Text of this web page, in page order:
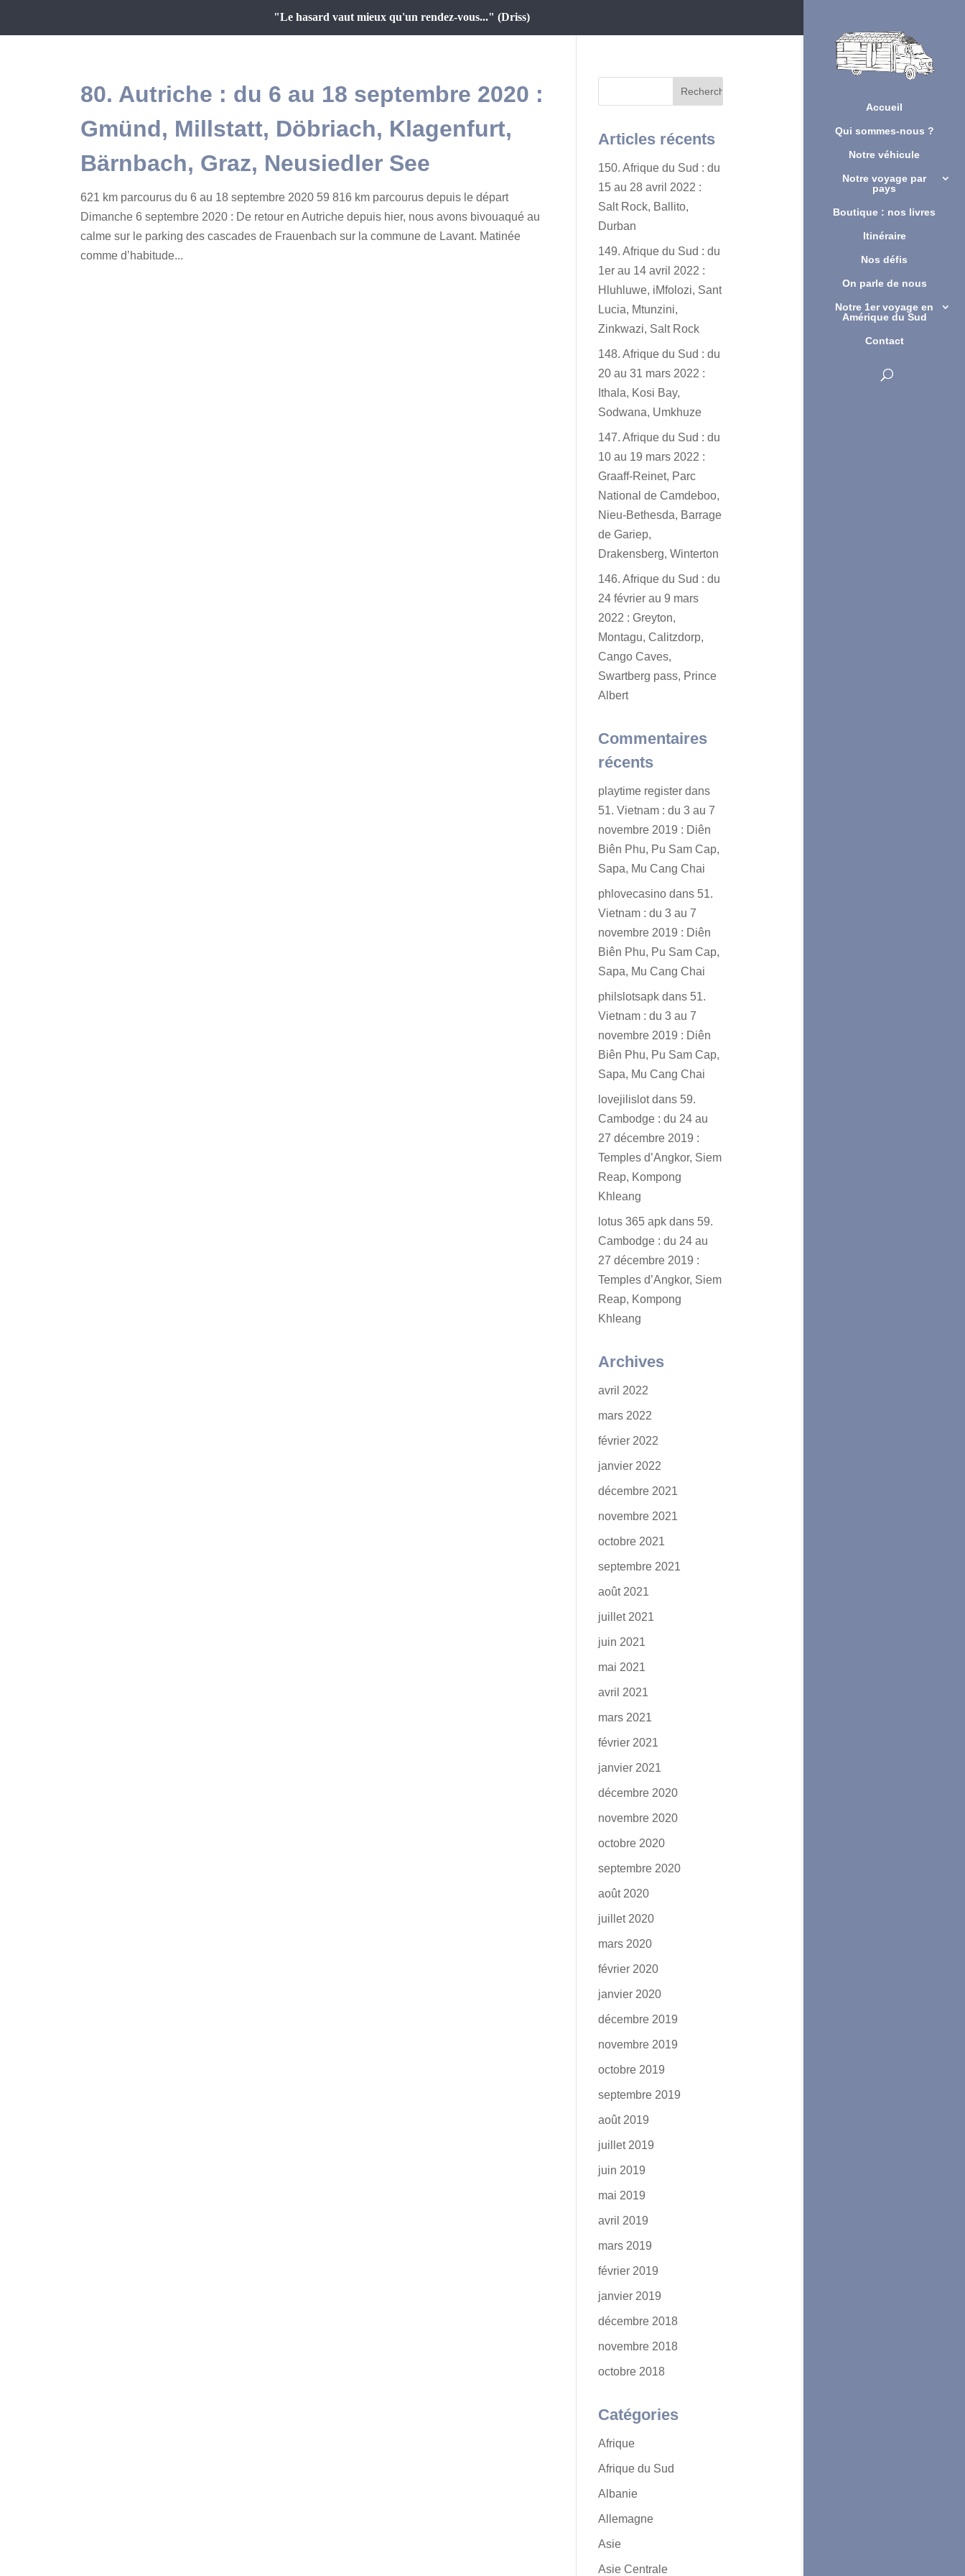
"Le hasard vaut mieux qu'un rendez-vous..." (Driss)
Accueil
Qui sommes-nous ?
Notre véhicule
Notre voyage par
pays
Boutique : nos livres
Itinéraire
Nos défis
On parle de nous
Notre 1er voyage en
Amérique du Sud
Contact
80. Autriche : du 6 au 18 septembre 2020 :
Gmünd, Millstatt, Döbriach, Klagenfurt,
Bärnbach, Graz, Neusiedler See
621 km parcourus du 6 au 18 septembre 2020 59 816 km parcourus depuis le départ
Dimanche 6 septembre 2020 : De retour en Autriche depuis hier, nous avons bivouaqué au
calme sur le parking des cascades de Frauenbach sur la commune de Lavant. Matinée
comme d’habitude...
Articles récents
150. Afrique du Sud : du
15 au 28 avril 2022 :
Salt Rock, Ballito,
Durban
149. Afrique du Sud : du
1er au 14 avril 2022 :
Hluhluwe, iMfolozi, Sant
Lucia, Mtunzini,
Zinkwazi, Salt Rock
148. Afrique du Sud : du
20 au 31 mars 2022 :
Ithala, Kosi Bay,
Sodwana, Umkhuze
147. Afrique du Sud : du
10 au 19 mars 2022 :
Graaff-Reinet, Parc
National de Camdeboo,
Nieu-Bethesda, Barrage
de Gariep,
Drakensberg, Winterton
146. Afrique du Sud : du
24 février au 9 mars
2022 : Greyton,
Montagu, Calitzdorp,
Cango Caves,
Swartberg pass, Prince
Albert
Commentaires
récents
playtime register dans
51. Vietnam : du 3 au 7
novembre 2019 : Diên
Biên Phu, Pu Sam Cap,
Sapa, Mu Cang Chai
phlovecasino dans 51.
Vietnam : du 3 au 7
novembre 2019 : Diên
Biên Phu, Pu Sam Cap,
Sapa, Mu Cang Chai
philslotsapk dans 51.
Vietnam : du 3 au 7
novembre 2019 : Diên
Biên Phu, Pu Sam Cap,
Sapa, Mu Cang Chai
lovejilislotdans 59.
Cambodge : du 24 au
27 décembre 2019 :
Temples d’Angkor, Siem
Reap, Kompong
Khleang
lotus 365 apk dans 59.
Cambodge : du 24 au
27 décembre 2019 :
Temples d’Angkor, Siem
Reap, Kompong
Khleang
Archives
avril 2022
mars 2022
février 2022
janvier 2022
décembre 2021
novembre 2021
octobre 2021
septembre 2021
août 2021
juillet 2021
juin 2021
mai 2021
avril 2021
mars 2021
février 2021
janvier 2021
décembre 2020
novembre 2020
octobre 2020
septembre 2020
août 2020
juillet 2020
mars 2020
février 2020
janvier 2020
décembre 2019
novembre 2019
octobre 2019
septembre 2019
août 2019
juillet 2019
juin 2019
mai 2019
avril 2019
mars 2019
février 2019
janvier 2019
décembre 2018
novembre 2018
octobre 2018
Catégories
Afrique
Afrique du Sud
Albanie
Allemagne
Asie
Asie Centrale